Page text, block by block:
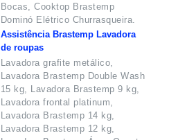
Bocas, Cooktop Brastemp
Dominó Elétrico Churrasqueira.
Assistência Brastemp Lavadora
de roupas
Lavadora grafite metálico,
Lavadora Brastemp Double Wash
15 kg, Lavadora Brastemp 9 kg,
Lavadora frontal platinum,
Lavadora Brastemp 14 kg,
Lavadora Brastemp 12 kg,